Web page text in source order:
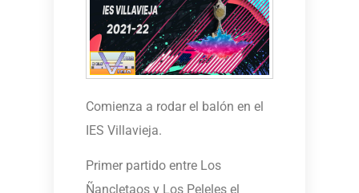
Comienza a rodar el balón en el
IES Villavieja.
Primer partido entre Los
Ñancletaos y Los Peleles el